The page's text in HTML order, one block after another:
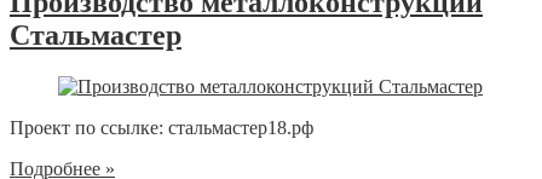
Стальмастер
Проект по ссылке: стальмастер18.рф
Подробнее »